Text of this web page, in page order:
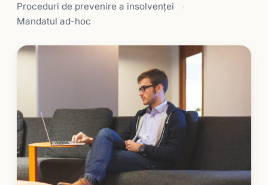
Proceduri de prevenire a insolvenţei
Mandatul ad-hoc